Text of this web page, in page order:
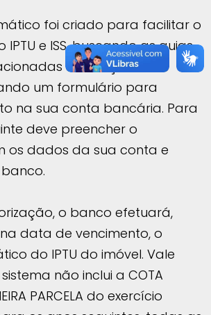
foi criado para facilitar o
e ISS, buscando as guias
à inscrição do
um formulário para
na sua conta bancária. Para
deve preencher o
os dados da sua conta e
o banco efetuará,
data de vencimento, o
do IPTU do imóvel. Vale
não inclui a COTA
PARCELA do exercício